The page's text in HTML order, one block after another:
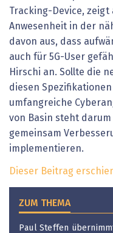
Tracking-Device, zeigt
Anwesenheit in der
davon aus, dass
auch für 5G-User
Hirschi an. Sollte die
diesen
umfangreiche
von Basin steht darum
gemeinsam
implementieren.
Dieser Beitrag
ZUM THEMA
Paul Steffen